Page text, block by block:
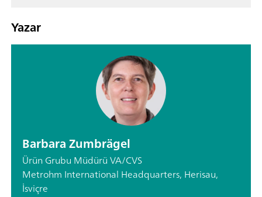
Yazar
Barbara Zumbrägel
Ürün Grubu Müdürü VA/CVS
Metrohm International Headquarters, Herisau,
İsviçre